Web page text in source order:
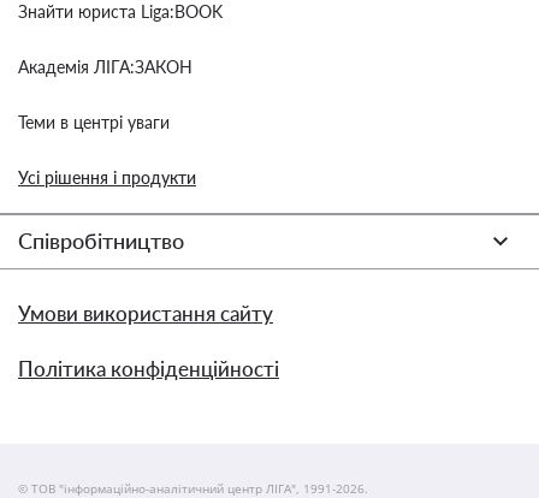
Знайти юриста Liga:BOOK
Академія ЛІГА:ЗАКОН
Теми в центрі уваги
Усі рішення і продукти
Співробітництво
Умови використання сайту
Політика конфіденційності
© ТОВ "інформаційно-аналітичний центр ЛІГА", 1991-2026.